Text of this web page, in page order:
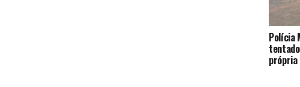
Polícia
própria